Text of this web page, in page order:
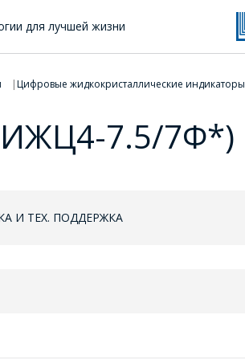
для лучшей жизни
Цифровые жидкокристаллические индикаторы
7.5/7Ф*)
И ТЕХ. ПОДДЕРЖКА